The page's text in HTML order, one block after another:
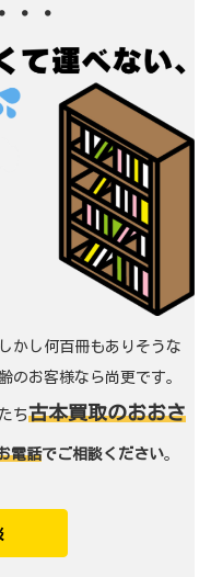
・・
かし何百冊もありそうな
のお客様なら尚更です。
ち古本買取のおおさ
電話でご相談ください。